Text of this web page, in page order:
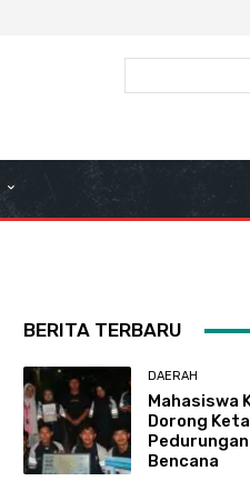
BERITA TERBARU
DAERAH
Mahasiswa
Dorong
Bencana